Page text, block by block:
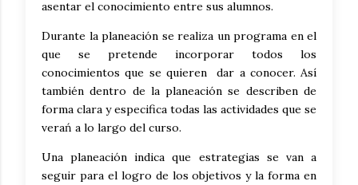
asentar el conocimiento entre sus alumnos.
Durante la planeación se realiza un programa en el
que se pretende incorporar todos los
conocimientos que se quieren dar a conocer. Así
también dentro de la planeación se describen de
forma clara y especifica todas las actividades que se
verań a lo largo del curso.
Una planeación indica que estrategias se van a
seguir para el logro de los objetivos y la forma en